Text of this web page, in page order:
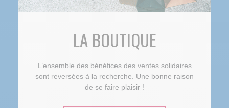
LA BOUTIQUE
L’ensemble des bénéfices des ventes solidaires
sont reversées à la recherche. Une bonne raison
de se faire plaisir !